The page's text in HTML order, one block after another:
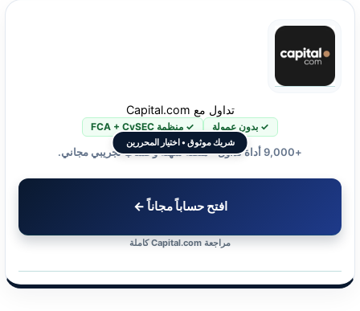
شريك موثوق • اختيار المحررين
تداول مع Capital.com
✓ بدون عمولة ✓ منظمة FCA + CySEC
+9,000 أداة تداول • منصة سهلة وحساب تجريبي مجاني.
افتح حساباً مجاناً ←
مراجعة Capital.com كاملة